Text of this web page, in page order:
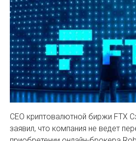
СЕО криптовалютной биржи FTX
заявил, что компания не ведет